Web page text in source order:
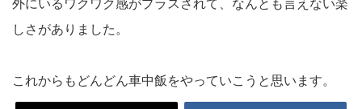
外にいるワクワク感がプラスされて、なんとも言えない楽
しさがありました。
これからもどんどん車中飯をやっていこうと思います。